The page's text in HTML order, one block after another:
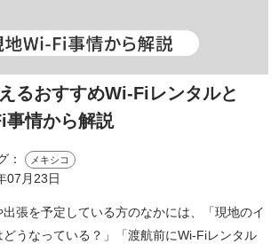
るおすすめWi-Fiレンタルと
事情から解説
： メキシコ
07月23日
張を予定している方のなかには、「現地のイ
どうなっている？」「渡航前にWi-Fiレンタル